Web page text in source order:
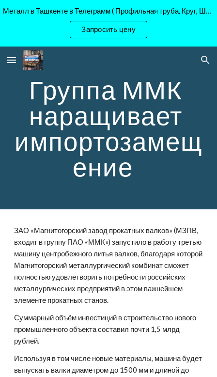
Skip to navigation
Металл в Ташкенте в Телеграмм ( Профильная труба, Круг, Шестигранник Ст45, 40Х, )
Запросить цену
Группа ММК
наращивает
импортозамещ
ение
ЗАО «Магнитогорский завод прокатных валков» (МЗПВ,
входит в группу ПАО «ММК») запустило в работу третью
машину центробежного литья валков, благодаря которой
Магнитогорский металлургический комбинат сможет
полностью удовлетворить потребности российских
металлургических предприятий в этом важнейшем
элементе прокатных станов.
Суммарный объём инвестиций в строительство нового
промышленного объекта составил почти 1,5 млрд
рублей.
Используя в том числе новые материалы, машина будет
выпускать валки диаметром до 1500 мм и длиной до